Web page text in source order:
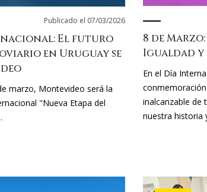
Publicado el 07/03/2026
El futuro
en Uruguay se
marzo, Montevideo será la
"Nueva Etapa del
8 de
Igualdad y
En el Día
inalcanzable de
nuestra historia